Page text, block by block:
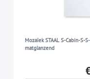
Mozaïek STAAL S-Cabin-S-
matglanzend